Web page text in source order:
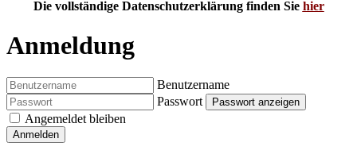
Die vollständige Datenschutzerklärung finden Sie hier
Anmeldung
Benutzername
Passwort
Passwort anzeigen
Angemeldet bleiben
Anmelden